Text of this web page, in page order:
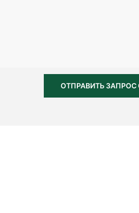
ОТПРАВИТЬ ЗАПРОС